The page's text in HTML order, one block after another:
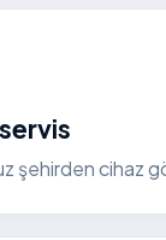
şehirden cihaz